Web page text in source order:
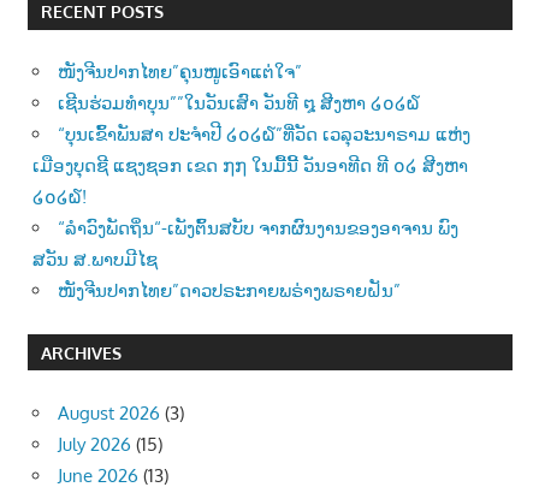
RECENT POSTS
ໜັງຈີນປາກໄທຍ”ຄຸນໜູເອົາແຕ່ໃຈ”
ເຊີນຮ່ວມທຳບຸນ””ໃນວັນເສົາ ວັນທີ ໘ ສີງຫາ ໒໐໒໖
“ບຸນເຂົ້າພັນສາ ປະຈຳປີ ໒໐໒໖”ທີ່ວັດ ເວລຸວະນາຣາມ ແຫ່ງ
ເມືອງບຸດຊີ ແຊງຊອກ ເຂດ ໗໗ ໃນມື້ນີ້ ວັນອາທີດ ທີ ໐໒ ສີງຫາ
໒໐໒໖!
“ລຳວົງພັດຖິ່ນ“-ເພັງຕົ້ນສບັບ ຈາກຜົນງານຂອງອາຈານ ພົງ
ສວັນ ສ.ພາບມີໄຊ
ໜັງຈີນປາກໄທຍ”ດາວປຣະກາຍພຣ່າງພຣາຍຝັນ”
ARCHIVES
August 2026 (3)
July 2026 (15)
June 2026 (13)